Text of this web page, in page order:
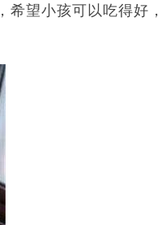
望小孩可以吃得好，